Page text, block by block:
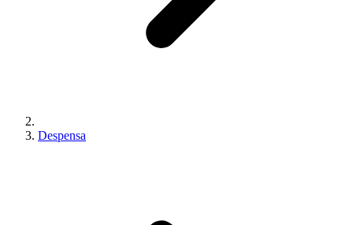
Despensa